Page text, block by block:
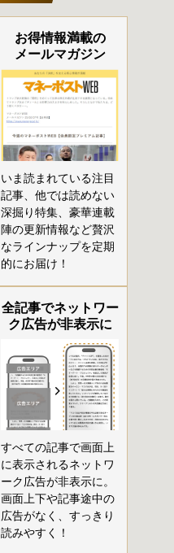
お得情報満載の
メールマガジン
いま読まれている注目
記事、他では読めない
深掘り特集、豪華連載
陣の更新情報など贅沢
なラインナップを定期
的にお届け！
全記事でネットワー
ク広告が非表示に
すべての記事で画面上
に表示されるネットワ
ーク広告が非表示に。
画面上下や記事途中の
広告がなく、すっきり
読みやすく！